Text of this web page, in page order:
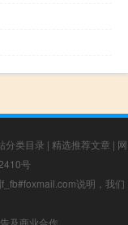
分类目录 | 精选推荐文章 | 网
号
说明，我们
及商业合作